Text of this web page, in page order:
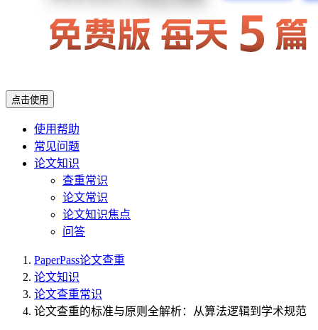
点击使用
使用帮助
常见问题
论文知识
查重常识
论文常识
论文知识焦点
问答
PaperPass论文查重
论文知识
论文查重常识
论文查重的标准与原则全解析：从算法逻辑到学术规范